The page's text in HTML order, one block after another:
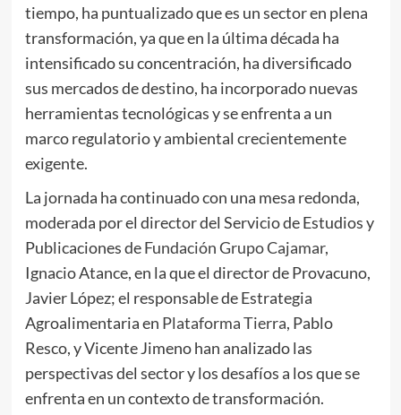
tiempo, ha puntualizado que es un sector en plena
transformación, ya que en la última década ha
intensificado su concentración, ha diversificado
sus mercados de destino, ha incorporado nuevas
herramientas tecnológicas y se enfrenta a un
marco regulatorio y ambiental crecientemente
exigente.
La jornada ha continuado con una mesa redonda,
moderada por el director del Servicio de Estudios y
Publicaciones deFundación Grupo Cajamar,
Ignacio Atance, en la que el director de Provacuno,
Javier López; el responsable de Estrategia
Agroalimentaria en Plataforma Tierra, Pablo
Resco, y Vicente Jimeno han analizado las
perspectivas del sector y los desafíos a los que se
enfrenta en un contexto de transformación.